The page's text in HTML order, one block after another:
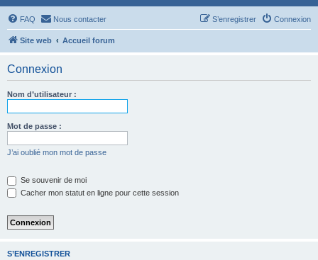
FAQ Nous contacter Connexion
S’enregistrer
Site web Accueil forum
Connexion
Nom d’utilisateur :
Mot de passe :
J’ai oublié mon mot de passe
Se souvenir de moi
Cacher mon statut en ligne pour cette session
S’ENREGISTRER